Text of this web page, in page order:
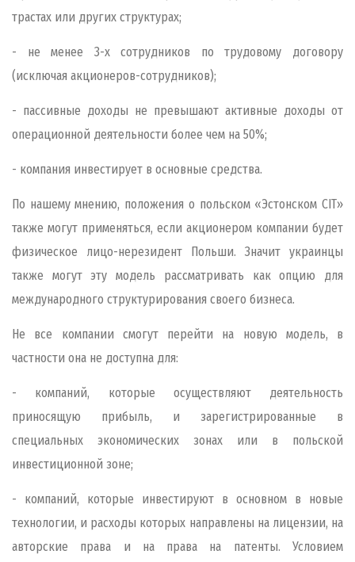
трастах или других структурах;
- не менее 3-х сотрудников по трудовому договору
(исключая акционеров-сотрудников);
- пассивные доходы не превышают активные доходы от
операционной деятельности более чем на 50%;
- компания инвестирует в основные средства.
По нашему мнению, положения о польском «Эстонском CIT»
также могут применяться, если акционером компании будет
физическое лицо-нерезидент Польши. Значит украинцы
также могут эту модель рассматривать как опцию для
международного структурирования своего бизнеса.
Не все компании смогут перейти на новую модель, в
частности она не доступна для:
- компаний, которые осуществляют деятельность
приносящую прибыль, и зарегистрированные в
специальных экономических зонах или в польской
инвестиционной зоне;
- компаний, которые инвестируют в основном в новые
технологии, и расходы которых направлены на лицензии, на
авторские права и на права на патенты. Условием